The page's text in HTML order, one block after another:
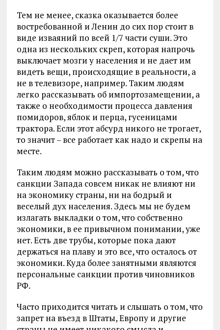
Тем не менее, сказка оказывается более
востребованной и Ленин до сих пор стоит в
виде изваяний по всей 1/7 части суши. Это
одна из нескольких скреп, которая напрочь
выключает мозги у населения и не дает им
видеть вещи, происходящие в реальности, а
не в телевизоре, например. Таким людям
легко рассказывать об импортозамещении, а
также о необходимости процесса давления
помидоров, яблок и перца, гусеницами
трактора. Если этот абсурд никого не трогает,
то значит – все работает как надо и скрепы на
месте.
Таким людям можно рассказывать о том, что
санкции Запада совсем никак не влияют ни
на экономику страны, ни на бодрый и
веселый дух населения. Здесь мы не будем
излагать выкладки о том, что собственно
экономики, в ее привычном понимании, уже
нет. Есть две трубы, которые пока дают
держаться на плаву и это все, что осталось от
экономики. Куда более занятными являются
персональные санкции против чиновников
РФ.
Часто приходится читать и слышать о том, что
запрет на въезд в Штаты, Европу и другие